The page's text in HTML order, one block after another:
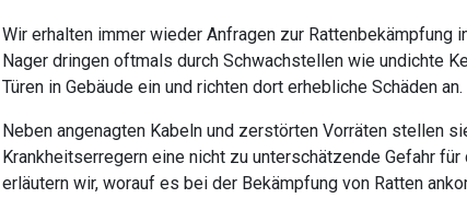
Wir erhalten immer wieder Anfragen zur Rattenbekämpfung
Nager dringen oftmals durch Schwachstellen wie undichte
Türen in Gebäude ein und richten dort erhebliche Schäden an.
Neben angenagten Kabeln und zerstörten Vorräten stellen
Krankheitserregern eine nicht zu unterschätzende Gefahr
erläutern wir, worauf es bei der Bekämpfung von Ratten